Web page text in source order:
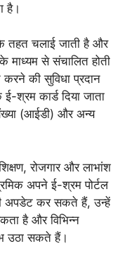
है।
तहत चलाई जाती है और
माध्यम से संचालित होती
की सुविधा प्रदान
श्रम कार्ड दिया जाता
(आईडी) और अन्य
रोजगार और लाभांश
अपने ई-श्रम पोर्टल
अपडेट कर सकते हैं, उन्हें
है और विभिन्न
उठा सकते हैं।